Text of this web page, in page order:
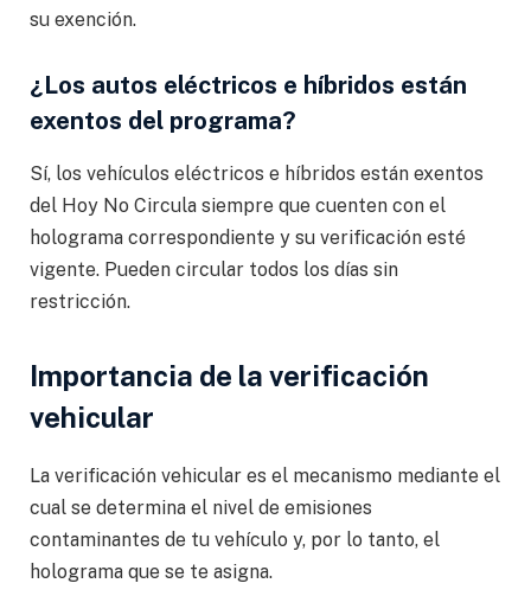
su exención.
¿Los autos eléctricos e híbridos están
exentos del programa?
Sí, los vehículos eléctricos e híbridos están exentos
del Hoy No Circula siempre que cuenten con el
holograma correspondiente y su verificación esté
vigente. Pueden circular todos los días sin
restricción.
Importancia de la verificación
vehicular
La verificación vehicular es el mecanismo mediante el
cual se determina el nivel de emisiones
contaminantes de tu vehículo y, por lo tanto, el
holograma que se te asigna.